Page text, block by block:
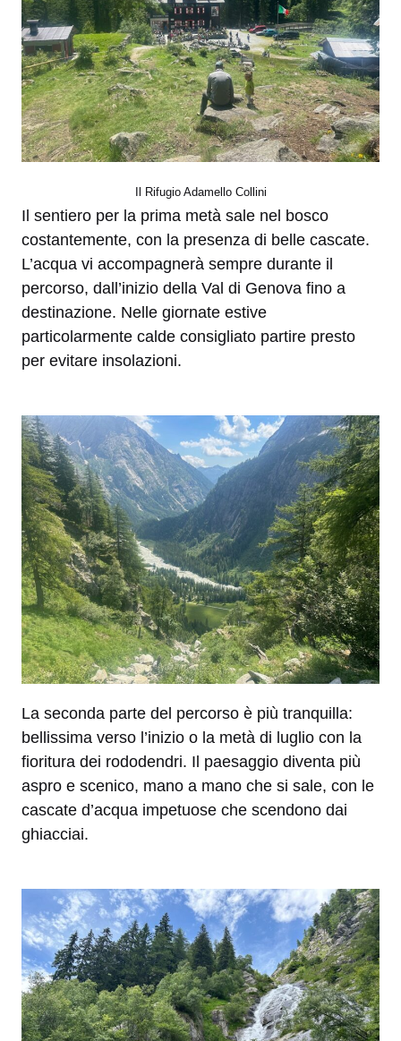
Il Rifugio Adamello Collini
Il sentiero per la prima metà sale nel bosco
costantemente, con la presenza di belle cascate.
L’acqua vi accompagnerà sempre durante il
percorso, dall’inizio della Val di Genova fino a
destinazione. Nelle giornate estive
particolarmente calde consigliato partire presto
per evitare insolazioni.
La seconda parte del percorso è più tranquilla:
bellissima verso l’inizio o la metà di luglio con la
fioritura dei rododendri. Il paesaggio diventa più
aspro e scenico, mano a mano che si sale, con le
cascate d’acqua impetuose che scendono dai
ghiacciai.